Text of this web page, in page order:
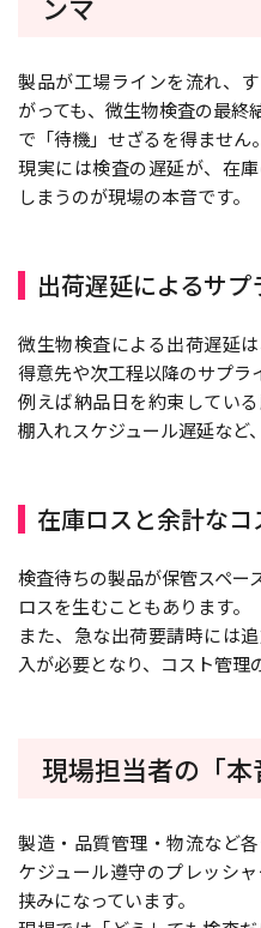
製品が工場ラインを流れ、
がっても、微生物検査の最終
で「待機」せざるを得ません。
現実には検査の遅延が、在
しまうのが現場の本音です。
出荷遅延によるサ
微生物検査による出荷遅延
得意先や次工程以降のサプラ
例えば納品日を約束してい
棚入れスケジュール遅延など
在庫ロスと余計なコ
検査待ちの製品が保管スペー
ロスを生むこともあります。
また、急な出荷要請時には
入が必要となり、コスト管理
現場担当者の「
製造・品質管理・物流など
ケジュール遵守のプレッシ
挟みになっています。